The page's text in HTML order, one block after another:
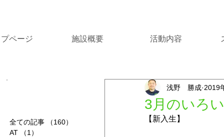
ページ 施設概要 活動内容
全ての記事 （160）
AT
（1）
3月のいろ
浅野 勝成 2019
【新入生】